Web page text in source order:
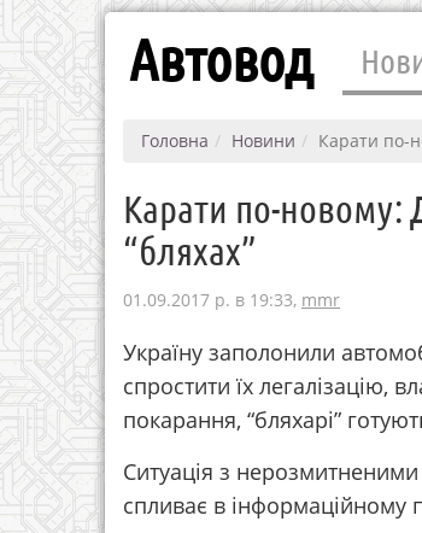
Автовод
Головна Новини Карати по-
Карати по-новому:
“бляхах”
01.09.2017 р. в 19:33, mmr
Україну заполонили
спростити їх
покарання, “бляхарі”
Ситуація з нерозмитненими
спливає в інформаційному